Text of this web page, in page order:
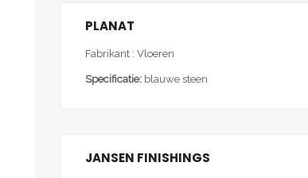
PLANAT
Fabrikant : Vloeren
Specificatie: blauwe steen
JANSEN FINISHINGS